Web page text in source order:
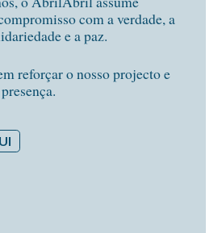
com a verdade, a
e a paz.
reforçar o nosso projecto e